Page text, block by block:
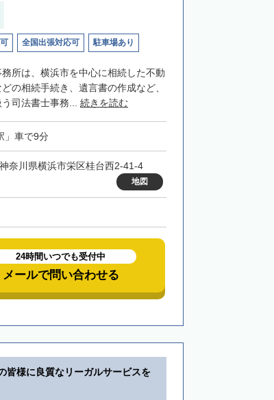
全国出張対応可 駐車場あり
所は、横浜市を中心に相続した不動
の相続手続き、遺言書の作成など、
司法書士事務... 続きを読む
」車で9分
奈川県横浜市栄区桂台西2-41-4
地図
24時間いつでも受付中
メールで問い合わせる
皆様に良質なリーガルサービスを